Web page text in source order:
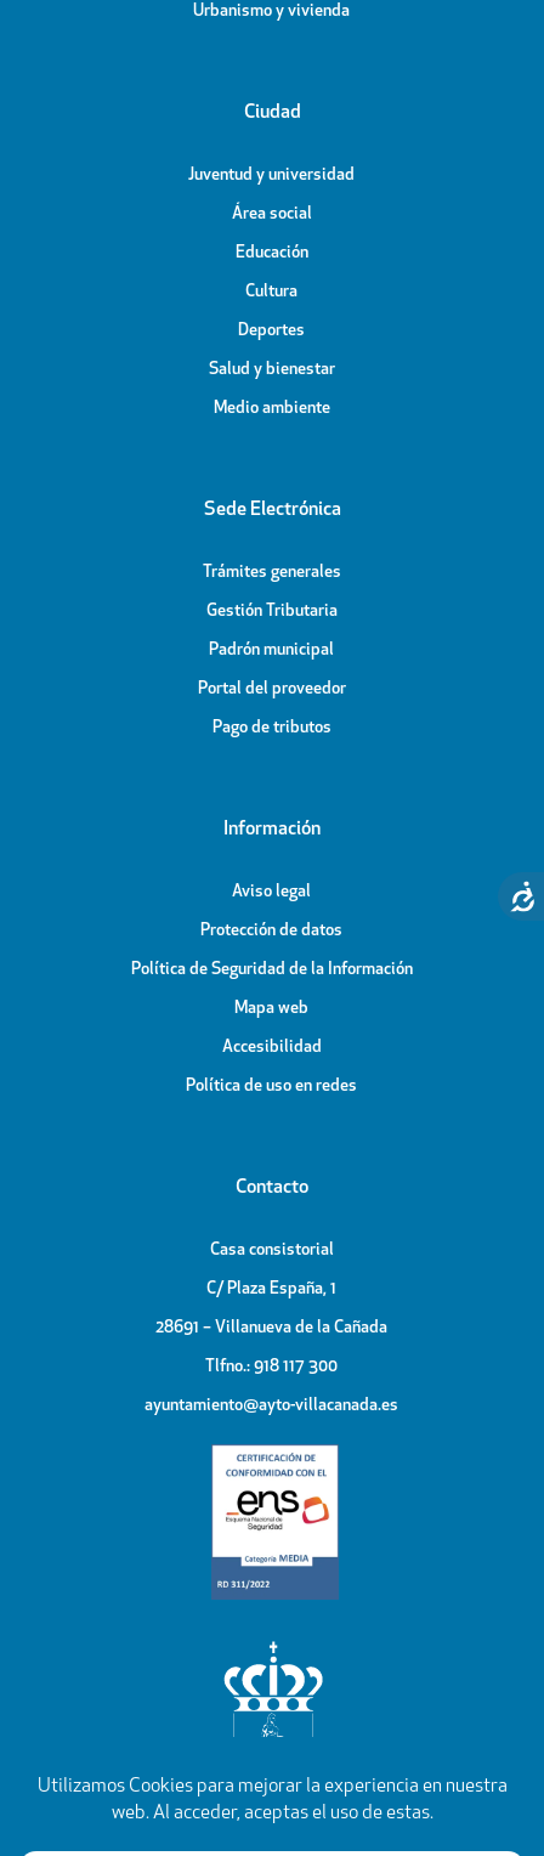
Urbanismo y vivienda
Ciudad
Juventud y universidad
Área social
Educación
Cultura
Deportes
Salud y bienestar
Medio ambiente
Sede Electrónica
Trámites generales
Gestión Tributaria
Padrón municipal
Portal del proveedor
Pago de tributos
Información
Aviso legal
Protección de datos
Política de Seguridad de la Información
Mapa web
Accesibilidad
Política de uso en redes
Contacto
Casa consistorial
C/ Plaza España, 1
28691 – Villanueva de la Cañada
Tlfno.: 918 117 300
ayuntamiento@ayto-villacanada.es